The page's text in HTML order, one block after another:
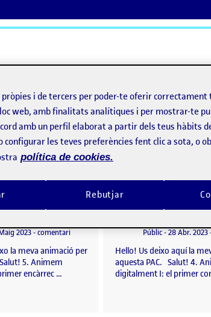
5. Animem digitalment II: el primer encàrrec
de publicació
2023-comentariel 5. Animem digitalment II: el primer
la meva animació per
5. Animem
encàrrec …
Visibilitat:
Públic-Data de
28 Abr. 2023
Hello! Us deixo aquí la
aquesta PAC. Salut! 4.
digitalment I: el primer
pròpies i de tercers per poder-te oferir correctament
web, amb finalitats analítiques i per mostrar-te
amb un perfil elaborat a partir dels teus hàbits
configurar les teves preferències fent clic a sota, o
política de cookies.
Rebutjar